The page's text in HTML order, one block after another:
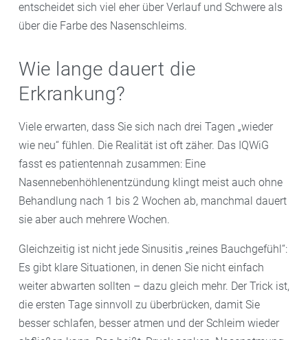
entscheidet sich viel eher über Verlauf und Schwere als
über die Farbe des Nasenschleims.
Wie lange dauert die
Erkrankung?
Viele erwarten, dass Sie sich nach drei Tagen „wieder
wie neu“ fühlen. Die Realität ist oft zäher. Das IQWiG
fasst es patientennah zusammen: Eine
Nasennebenhöhlenentzündung klingt meist auch ohne
Behandlung nach 1 bis 2 Wochen ab, manchmal dauert
sie aber auch mehrere Wochen.
Gleichzeitig ist nicht jede Sinusitis „reines Bauchgefühl“:
Es gibt klare Situationen, in denen Sie nicht einfach
weiter abwarten sollten – dazu gleich mehr. Der Trick ist,
die ersten Tage sinnvoll zu überbrücken, damit Sie
besser schlafen, besser atmen und der Schleim wieder